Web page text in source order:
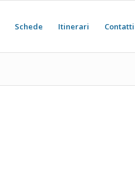
Schede Itinerari Contatti